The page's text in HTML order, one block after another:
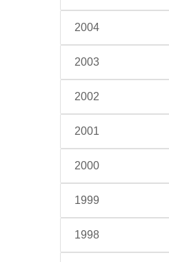
2004
2003
2002
2001
2000
1999
1998